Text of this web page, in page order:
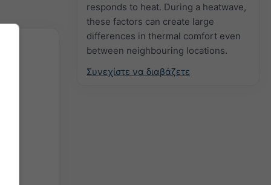
responds to heat. During a heatwave,
these factors can create large
differences in thermal comfort even
between neighbouring locations.
Συνεχίστε να διαβάζετε